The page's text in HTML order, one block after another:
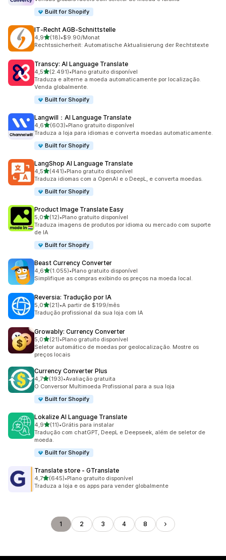
Built for Shopify
IT‑Recht AGB‑Schnittstelle
4,9de 5 estrelas
(18)
18 avaliações ao todo
•$9.90/Monat
Rechtssicherheit: Automatische Aktualisierung der Rechtstexte
Transcy: AI Language Translate
4,5de 5 estrelas
(2.491)
2491 avaliações ao todo
•Plano gratuito disponível
Traduza e alterne a moeda automaticamente por localização.
Venda globalmente.
Built for Shopify
Langwill：AI Language Translate
4,6de 5 estrelas
(603)
603 avaliações ao todo
•Plano gratuito disponível
Traduza a loja para idiomas e converta moedas automaticamente.
Built for Shopify
LangShop AI Language Translate
4,5de 5 estrelas
(441)
441 avaliações ao todo
•Plano gratuito disponível
Traduza idiomas com a OpenAI e o DeepL, e converta moedas.
Built for Shopify
Product Image Translate Easy
5,0de 5 estrelas
(12)
12 avaliações ao todo
•Plano gratuito disponível
Traduza imagens de produtos por idioma ou mercado com suporte
de IA
Built for Shopify
Beast Currency Converter
4,6de 5 estrelas
(1.055)
1055 avaliações ao todo
•Plano gratuito disponível
Simplifique as compras exibindo os preços na moeda local.
Reversia: Tradução por IA
5,0de 5 estrelas
(21)
21 avaliações ao todo
•A partir de $199/mês
Tradução profissional da sua loja com IA
Growably: Currency Converter
5,0de 5 estrelas
(21)
21 avaliações ao todo
•Plano gratuito disponível
Seletor automático de moedas por geolocalização. Mostre os
preços locais
Currency Converter Plus
4,7de 5 estrelas
(193)
193 avaliações ao todo
•Avaliação gratuita
O Conversor Multimoeda Profissional para a sua loja
Built for Shopify
Lokalize AI Language Translate
4,9de 5 estrelas
(11)
11 avaliações ao todo
•Grátis para instalar
Tradução com chatGPT, DeepL e Deepseek, além de seletor de
moeda.
Built for Shopify
Translate store ‑ GTranslate
4,7de 5 estrelas
(645)
645 avaliações ao todo
•Plano gratuito disponível
Traduza a loja e os apps para vender globalmente
1 2 3 4 8